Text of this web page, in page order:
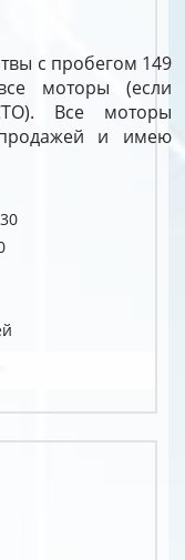
с пробегом 149
моторы (если
Все моторы
продажей и имею